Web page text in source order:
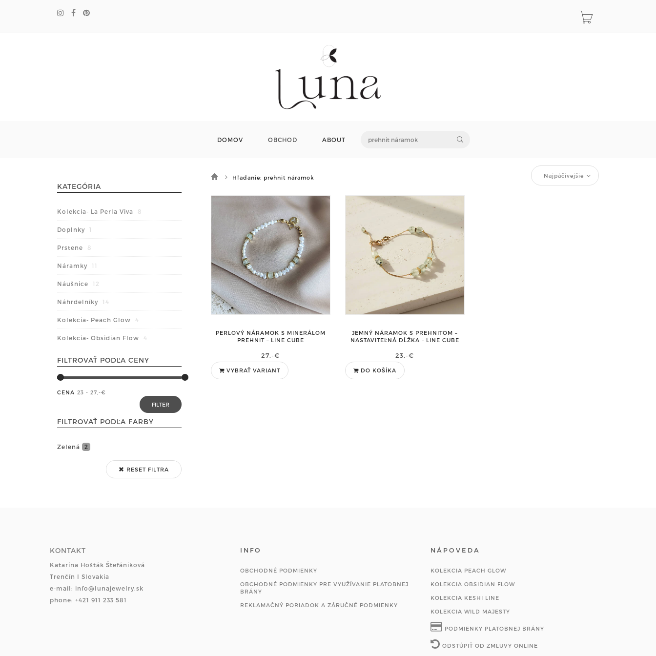
DOMOV OBCHOD ABOUT
KATEGÓRIA
Kolekcia- La Perla Viva 8
Doplnky 1
Prstene 8
Náramky 11
Náušnice 12
Náhrdelníky 14
Kolekcia- Peach Glow 4
Kolekcia- Obsidian Flow 4
FILTROVAŤ PODĽA CENY
CENA 23 - 27 ,-€
FILTROVAŤ PODĽA FARBY
Zelená 2
RESET FILTRA
Hľadanie: prehnit náramok Najpáčivejšie
PERLOVÝ NÁRAMOK S MINERÁLOM
PREHNIT – LINE CUBE
27,-€
VYBRAŤ VARIANT
JEMNÝ NÁRAMOK S PREHNITOM –
NASTAVITEĽNÁ DĹŽKA – LINE CUBE
23,-€
DO KOŠÍKA
KONTAKT
Katarína Hošták Štefániková
Trenčín I Slovakia
e-mail: info@lunajewelry.sk
phone: +421 911 233 581
INFO
OBCHODNÉ PODMIENKY
OBCHODNÉ PODMIENKY PRE VYUŽÍVANIE PLATOBNEJ
BRÁNY
REKLAMAČNÝ PORIADOK A ZÁRUČNÉ PODMIENKY
NÁPOVEDA
KOLEKCIA PEACH GLOW
KOLEKCIA OBSIDIAN FLOW
KOLEKCIA KESHI LINE
KOLEKCIA WILD MAJESTY
PODMIENKY PLATOBNEJ BRÁNY
ODSTÚPIŤ OD ZMLUVY ONLINE